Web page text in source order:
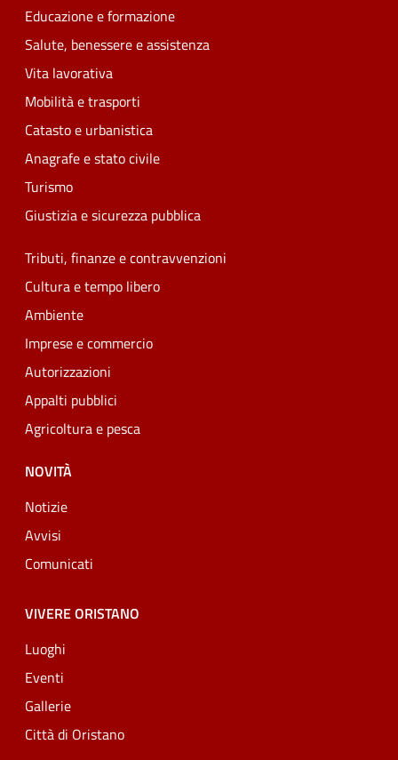
Educazione e formazione
Salute, benessere e assistenza
Vita lavorativa
Mobilità e trasporti
Catasto e urbanistica
Anagrafe e stato civile
Turismo
Giustizia e sicurezza pubblica
Tributi, finanze e contravvenzioni
Cultura e tempo libero
Ambiente
Imprese e commercio
Autorizzazioni
Appalti pubblici
Agricoltura e pesca
NOVITÀ
Notizie
Avvisi
Comunicati
VIVERE ORISTANO
Luoghi
Eventi
Gallerie
Città di Oristano